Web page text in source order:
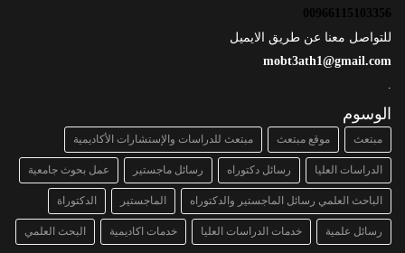
00966115103356
للتواصل معنا عن طريق الايميل
mobt3ath1@gmail.com
الوسوم
مبتعث موقع مبتعث مبتعث للدراسات والإستشارات الأكاديمية
الدراسات العليا رسائل دكتوراه رسائل ماجستير عمل بحوث جامعية
الباحث العلمي رسائل الماجستير والدكتوراه الماجستير الدكتوراة
رسائل علمية خدمات الدراسات العليا خدمات اكاديمية البحث العلمي